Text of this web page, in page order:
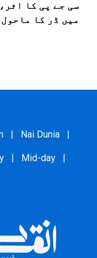
سی جے پی کا
میں ڈر کا ماحول
| Nai Dunia |
| Mid-day |